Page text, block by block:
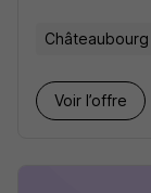
Voir l’offre